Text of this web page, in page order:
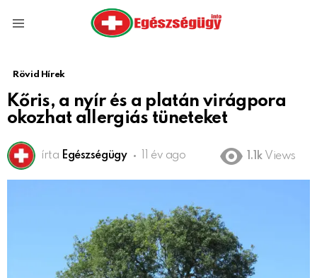
Rövid Hírek
Kőris, a nyír és a platán virágpora
okozhat allergiás tüneteket
írta Egészségügy 11 év ago 1.1k Views